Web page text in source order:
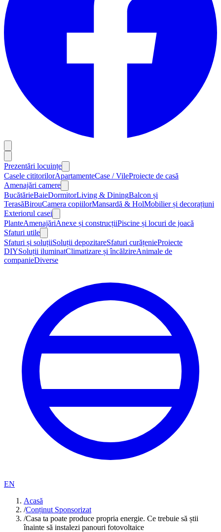
Prezentări locuințe
Casele cititorilorApartamenteCase / VileProiecte de casă
Amenajări camere
BucătărieBaieDormitorLiving & DiningBalcon și
TerasăBirouCamera copiilorMansardă & HolMobilier și decorațiuni
Exteriorul casei
PlanteAmenajăriAnexe și construcțiiPiscine și locuri de joacă
Sfaturi utile
Sfaturi și soluțiiSoluții depozitareSfaturi curățenieProiecte
DIYSoluții iluminatClimatizare și încălzireAnimale de
companieDiverse
EN
Acasă
/Conținut Sponsorizat
/Casa ta poate produce propria energie. Ce trebuie să știi
înainte să instalezi panouri fotovoltaice